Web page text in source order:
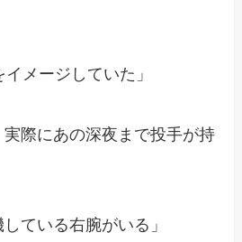
イメージしていた」
際にあの深夜まで投手が持
ている右腕がいる」